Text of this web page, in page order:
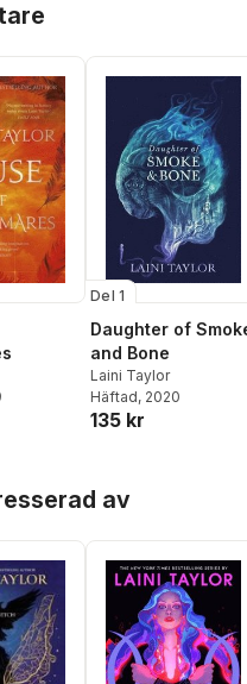
Del 1
Daughter of
and Bone
Laini Taylor
Häftad, 2020
135 kr
av